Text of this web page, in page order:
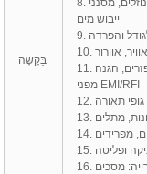
בַּקָשָׁה
ייבוש מים
והפרדה
אוורור
11. ציוד תעשייתי: מסועים, מייבשים, פיזור חום, מגנים, מפזרים, הגנה
מפני EMI/RFI
גופי תאורה
מתלים
מפרידים
ופליטה
כרייה: מסכים